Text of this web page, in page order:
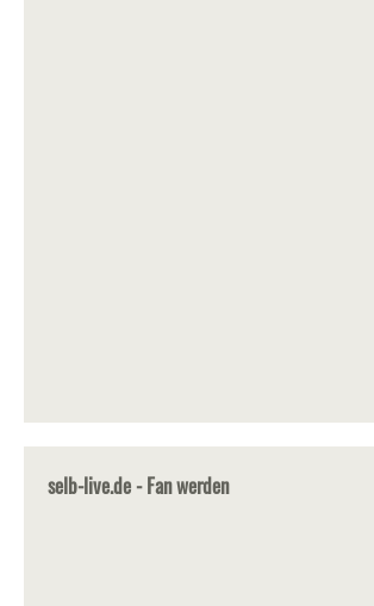
selb-live.de - Fan werden